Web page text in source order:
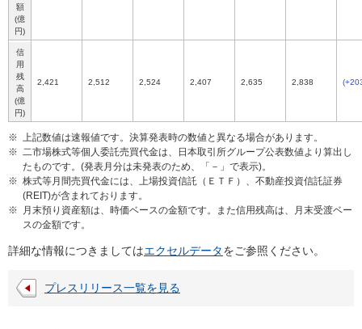
額
(億
円)
信
用
残
高
(億
円)
2,421 2,512 2,524 2,407 2,635 2,838
※ 上記数値は速報値です。決算発表時の数値と異なる場合があります。
※ 二市場株式等個人委託売買代金は、日本取引所グループ公表数値より算出し
たものです。(発表月分は未発表のため、「－」で表示)。
※ 株式等月間売買代金には、上場投資信託（ＥＴＦ）、不動産投資信託証券
(REIT)が含まれております。
※
月末預り資産額は、時価ベースの金額です。また信用残高は、月末受渡ベー
スの金額です。
詳細な情報につきましてはエクセルデータをご参照ください。
プレスリリース一覧を見る